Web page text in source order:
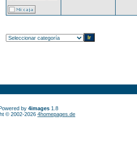
by 4images1.8
© 2002-2026 4homepages.de